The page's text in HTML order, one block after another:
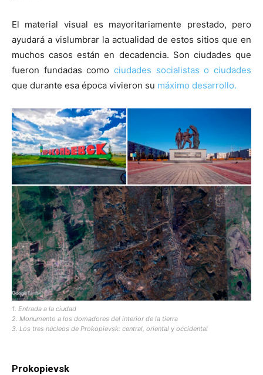
El material visual es mayoritariamente prestado, pero
ayudará a vislumbrar la actualidad de estos sitios que en
muchos casos están en decadencia. Son ciudades que
fueron fundadas como ciudades socialistas o ciudades
que durante esa época vivieron su máximo desarrollo.
1. Entrada a la ciudad
2. Monumento a los domadores del interior de la tierra
3. Los tres núcleos de Prokopievsk: central, oriental y occidental
Prokopievsk